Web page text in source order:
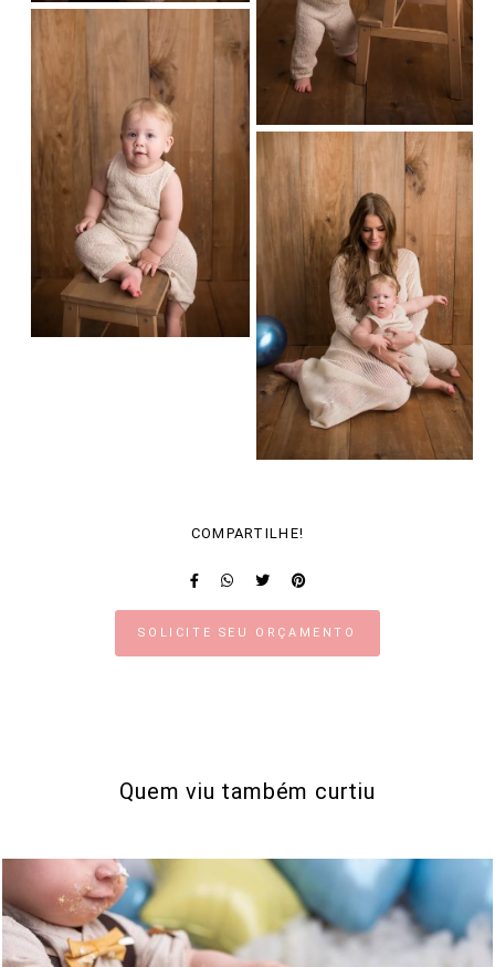
COMPARTILHE!
SOLICITE SEU ORÇAMENTO
Quem viu também curtiu